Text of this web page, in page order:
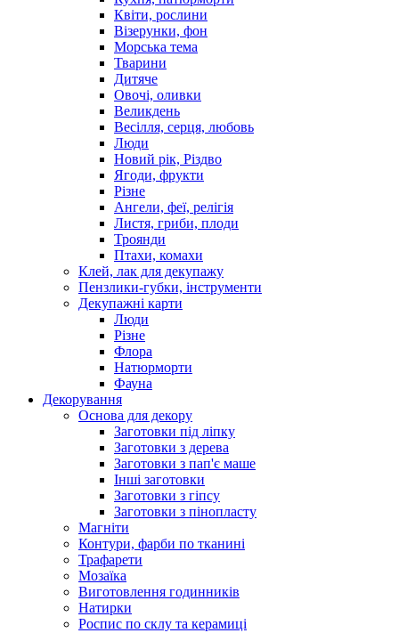
Квіти, рослини
Візерунки, фон
Морська тема
Тварини
Дитяче
Овочі, оливки
Великдень
Весілля, серця, любовь
Люди
Новий рік, Різдво
Ягоди, фрукти
Різне
Ангели, феї, релігія
Листя, гриби, плоди
Троянди
Птахи, комахи
Клей, лак для декупажу
Пензлики-губки, інструменти
Декупажні карти
Люди
Різне
Флора
Натюрморти
Фауна
Декорування
Основа для декору
Заготовки під ліпку
Заготовки з дерева
Заготовки з пап'є маше
Інші заготовки
Заготовки з гіпсу
Заготовки з пінопласту
Магніти
Контури, фарби по тканині
Трафарети
Мозаїка
Виготовлення годинників
Натирки
Роспис по склу та керамиці